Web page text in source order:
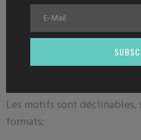
Description
Nos signets sont peints
Les motifs sont déclinables,
formats: